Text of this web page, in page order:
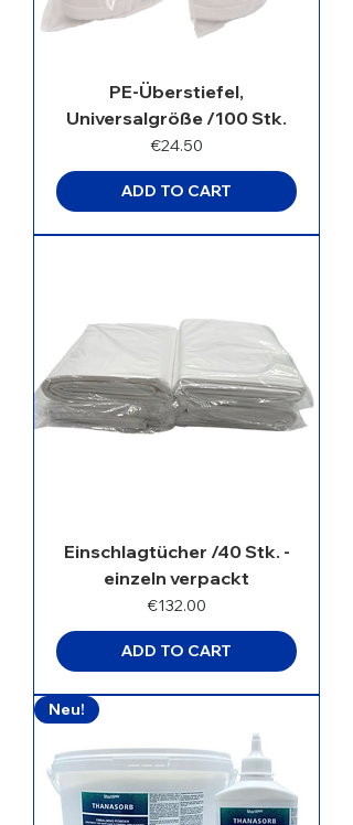
PE-Überstiefel,
Universalgröße /100 Stk.
Price
€24.50
ADD TO CART
Einschlagtücher /40 Stk. -
einzeln verpackt
Price
€132.00
ADD TO CART
Neu!